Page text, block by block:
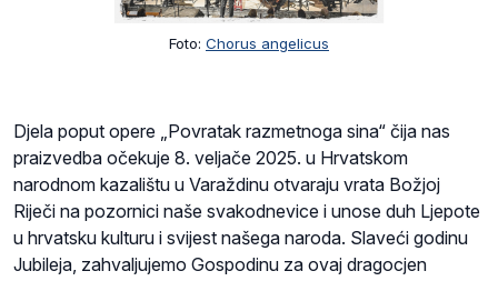
Foto: Chorus angelicus
Djela poput opere „Povratak razmetnoga sina“ čija nas
praizvedba očekuje 8. veljače 2025. u Hrvatskom
narodnom kazalištu u Varaždinu otvaraju vrata Božjoj
Riječi na pozornici naše svakodnevice i unose duh Ljepote
u hrvatsku kulturu i svijest našega naroda. Slaveći godinu
Jubileja, zahvaljujemo Gospodinu za ovaj dragocjen